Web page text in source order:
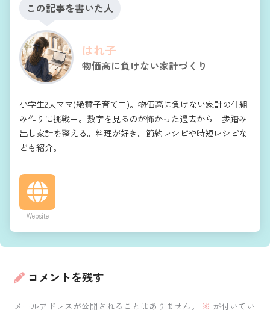
この記事を書いた人
はれ子
物価高に負けない家計づくり
小学生2人ママ(絶賛子育て中)。物価高に負けない家計の仕組
み作りに挑戦中。数字を見るのが怖かった過去から一歩踏み
出し家計を整える。料理が好き。節約レシピや時短レシピな
ども紹介。
Website
コメントを残す
メールアドレスが公開されることはありません。 ※ が付いてい